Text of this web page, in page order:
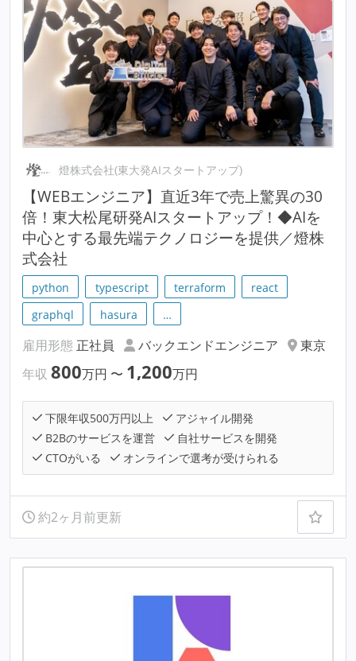
燈株式会社(東大発AIスタートアップ)
【WEBエンジニア】直近3年で売上驚異の30
倍！東大松尾研発AIスタートアップ！◆AIを
中心とする最先端テクノロジーを提供／燈株
式会社
python typescript terraform
react
graphql
hasura …
雇用形態 正社員 バックエンドエンジニア
東京
年収 800万円 〜 1,200万円
下限年収500万円以上
アジャイル開発
B2Bのサービスを運営
自社サービスを開発
CTOがいる
オンラインで選考が受けられる
約2ヶ月前更新